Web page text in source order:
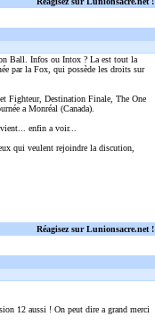
Ball. Infos ou Intox ? La est tout la
par la Fox, qui possède les droits sur
Fighteur, Destination Finale, The One
a Monréal (Canada).
enfin a voir...
qui veulent rejoindre la discution,
Réagisez sur Lunionsacre.net !
12 aussi ! On peut dire a grand merci